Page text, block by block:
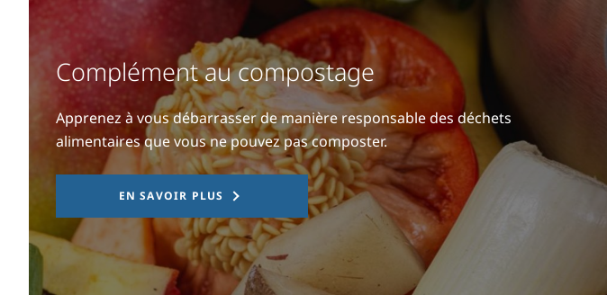
Complément au compostage
Apprenez à vous débarrasser de manière responsable des déchets
alimentaires que vous ne pouvez pas composter.
EN SAVOIR PLUS